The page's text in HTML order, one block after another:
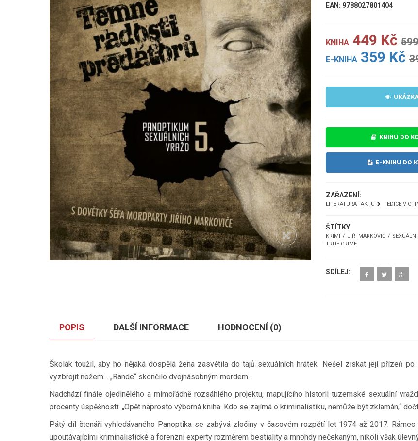
EAN: 9788027801404
KNIHA 449 Kč
E-KNIHA 359 Kč
UKÁZKA
KNIHU DO
E-KNIHU DO
ZAŘAZENÍ:
LITERATURA FAKTU EDICE
ŠTÍTKY:
KRIMI JIŘÍ MARKOVIČ
TRUE CRIME
SDÍLEJ:
POPIS DALŠÍ INFORMACE HODNOCENÍ (0)
Školák toužil, aby ho nějaká dospělá žena zasvětila do tajů sexuálních hrátek. Nešel získat její přízeň
vyzbrojit nožem… „Rande“ skončilo dvojnásobným mordem…
Nadchází finále ojedinělého a mimořádně rozsáhlého projektu, mapujícího historii tuzemské sexuální
procenty úspěšnosti: „Opět naprosto výborná kniha. Kdo se zajímá o kriminalistiku, nemůže být zklamán,“
Pátý díl čtenáři vyhledávaného Panoptika se zabývá zločiny v časovém rozpětí let 1974 až 2017.
upoutávajícími kriminalistické a forenzní experty rozměrem bestiality a mnohdy nečekaným, nikoli však